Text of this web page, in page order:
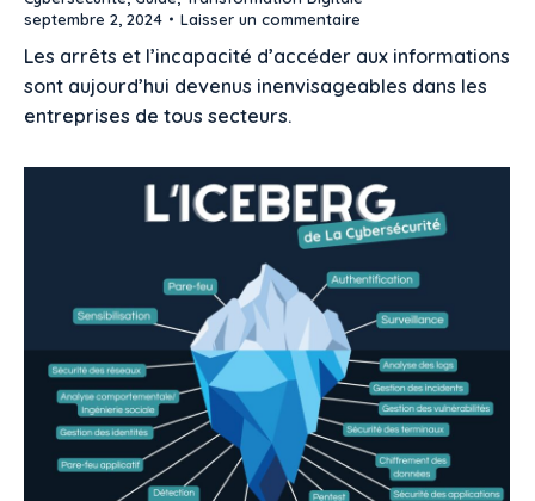
septembre 2, 2024
Laisser un commentaire
Les arrêts et l’incapacité d’accéder aux informations
sont aujourd’hui devenus inenvisageables dans les
entreprises de tous secteurs.